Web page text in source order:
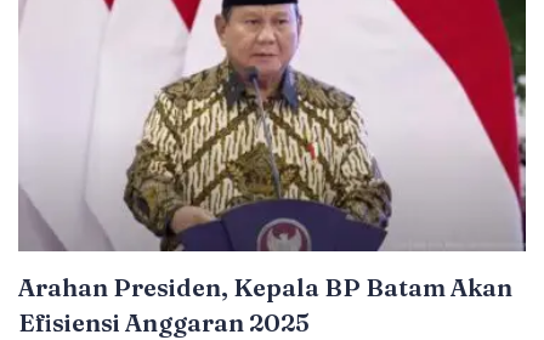
Arahan Presiden, Kepala BP Batam Akan
Efisiensi Anggaran 2025